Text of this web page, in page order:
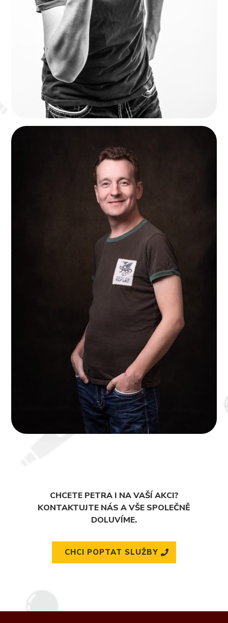
CHCETE PETRA I NA VAŠÍ AKCI?
KONTAKTUJTE NÁS A VŠE SPOLEČNĚ
DOLUVÍME.
CHCI POPTAT SLUŽBY